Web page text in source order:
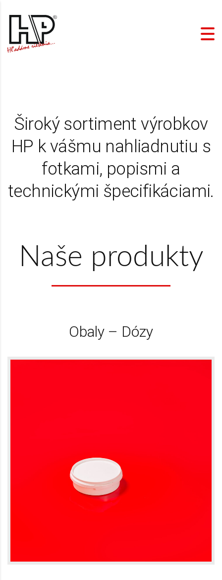
Široký sortiment výrobkov
HP k vášmu nahliadnutiu s
fotkami, popismi a
technickými špecifikáciami.
Naše produkty
Obaly – Dózy